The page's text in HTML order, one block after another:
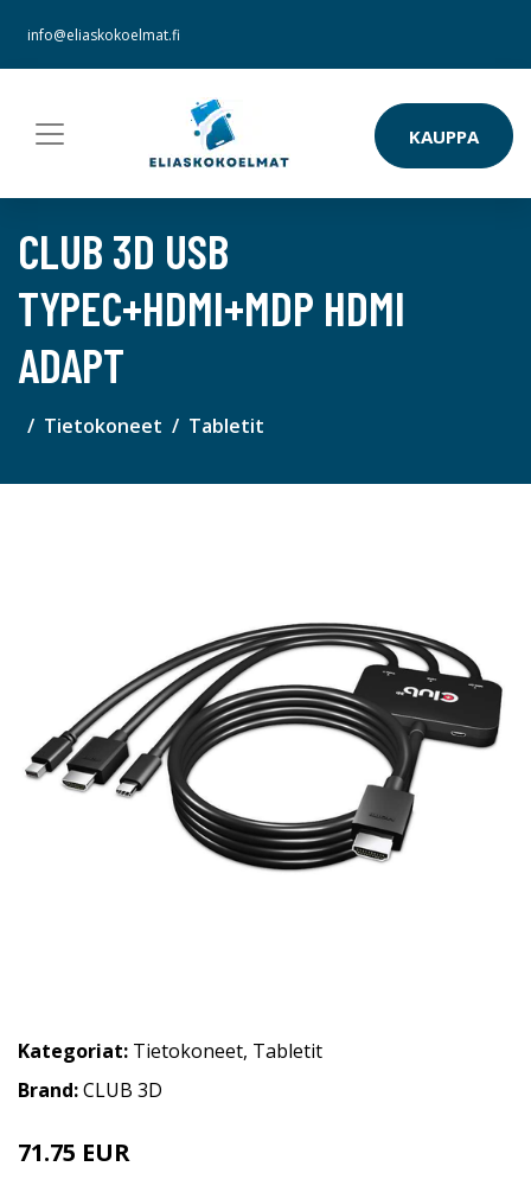
info@eliaskokoelmat.fi
KAUPPA
CLUB 3D USB
TYPEC+HDMI+MDP HDMI
ADAPT
Tietokoneet Tabletit
Kategoriat: Tietokoneet, Tabletit
Brand:CLUB 3D
71.75 EUR